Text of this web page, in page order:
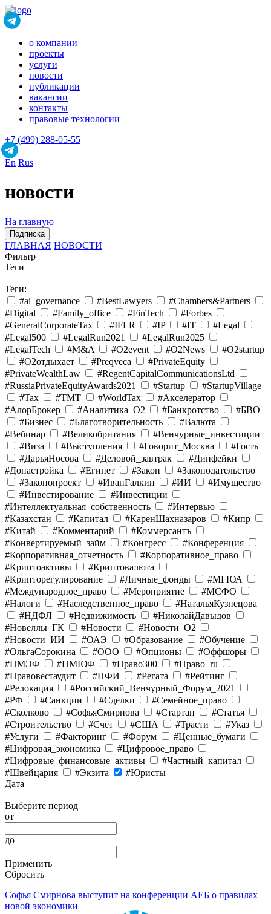
о компании
проекты
услуги
новости
публикации
вакансии
контакты
правовые технологии
+7 (499) 288-05-55
En Rus
новости
На главную
Подписка
ГЛАВНАЯ НОВОСТИ
Фильтр
Теги
Теги:
#ai_governance
#BestLawyers
#Chambers&Partners
#Digital
#Family_office #FinTech
#Forbes
#GeneralCorporateTax
#IFLR #IP #IT
#Legal
#Legal500
#LegalRun2021
#LegalRun2025
#LegalTech
#M&A #O2event #O2News
#O2startup
#O2отдыхает
#Preqveca
#PrivateEquity
#PrivateWealthLaw
#RegentCapitalCommunicationsLtd
#RussiaPrivateEquityAwards2021
#Startup
#StartupVillage
#Tax
#TMT #WorldTax
#Акселератор
#АлорБрокер
#Аналитика_O2 #Банкротство
#БВО
#Бизнес
#Благотворительность
#Валюта
#Вебинар
#Великобритания
#Венчурные_инвестиции
#Виза
#Выступления #Говорит_Москва
#Гость
#ДарьяНосова
#Деловой_завтрак
#Дипфейки
#Донастройка
#Египет #Закон
#Законодательство
#Законопроект
#ИванГалкин #ИИ
#Имущество
#Инвестирование
#Инвестиции
#Интеллектуальная_собственность
#Интервью
#Казахстан
#Капитал #КаренШахназаров
#Кипр
#Китай
#Комментарий
#Коммерсантъ
#Конвертируемый_займ
#Конгресс
#Конференция
#Корпоративная_отчетность
#Корпоративное_право
#Криптоактивы
#Криптовалюта
#Крипторегулирование
#Личные_фонды
#МГЮА
#Международное_право
#Мероприятие
#МСФО
#Налоги
#Наследственное_право
#НатальяКузнецова
#НДФЛ
#Недвижимость
#НиколайДавыдов
#Новеллы_ГК
#Новости
#Новости_O2
#Новости_ИИ
#ОАЭ #Образование
#Обучение
#ОльгаСорокина
#ООО #Опционы
#Оффшоры
#ПМЭФ
#ПМЮФ #Право300
#Право_ru
#Правовестаудит
#ПФИ #Регата
#Рейтинг
#Релокация
#Российский_Венчурный_Форум_2021
#РФ
#Санкции #Сделки
#Семейное_право
#Сколково
#СофьяСмирнова #Стартап
#Статья
#Строительство
#Счет #США #Трасти
#Указ
#Услуги
#Факторинг #Форум
#Ценные_бумаги
#Цифровая_экономика
#Цифровое_право
#Цифровые_финансовые_активы
#Частный_капитал
#Швейцария
#Экзита
#Юристы
Дата
Выберите период
от
до
Применить
Сбросить
Софья Смирнова выступит на конференции АЕБ о правилах
новой экономики